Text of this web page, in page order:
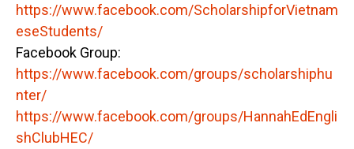
https://www.facebook.com/ScholarshipforVietnam
eseStudents/
Facebook Group:
https://www.facebook.com/groups/scholarshiphu
nter/
https://www.facebook.com/groups/HannahEdEngli
shClubHEC/